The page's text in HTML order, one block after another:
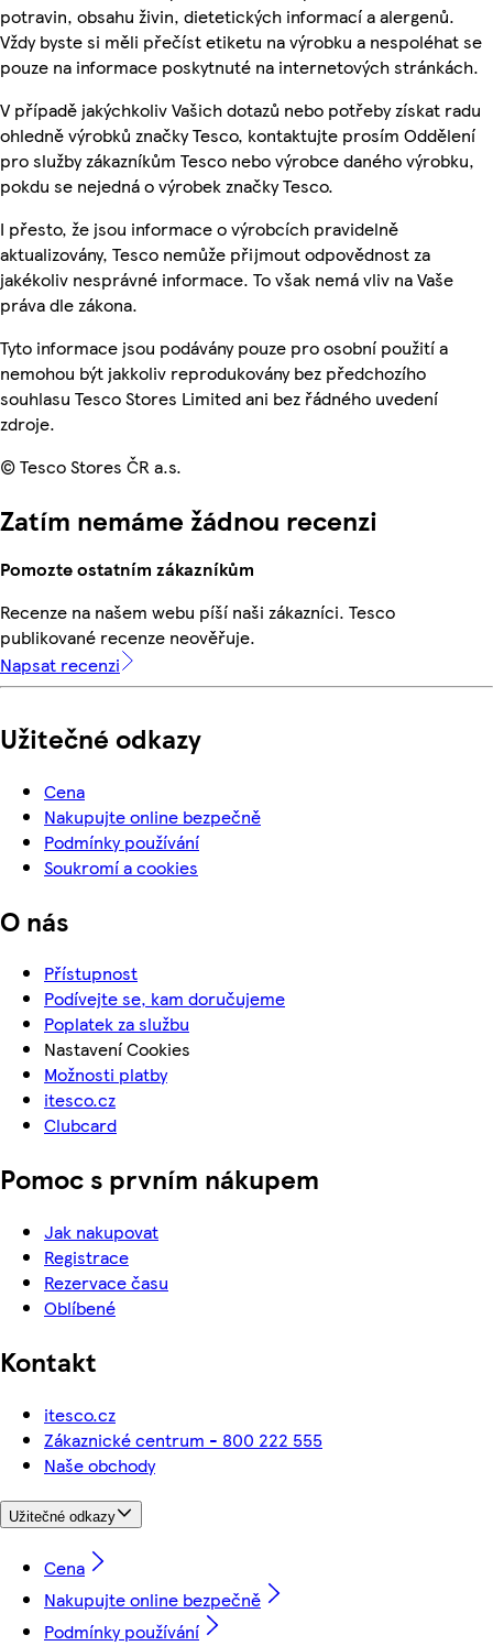
potravin, obsahu živin, dietetických informací a alergenů.
Vždy byste si měli přečíst etiketu na výrobku a nespoléhat se
pouze na informace poskytnuté na internetových stránkách.
V případě jakýchkoliv Vašich dotazů nebo potřeby získat radu
ohledně výrobků značky Tesco, kontaktujte prosím Oddělení
pro služby zákazníkům Tesco nebo výrobce daného výrobku,
pokdu se nejedná o výrobek značky Tesco.
I přesto, že jsou informace o výrobcích pravidelně
aktualizovány, Tesco nemůže přijmout odpovědnost za
jakékoliv nesprávné informace. To však nemá vliv na Vaše
práva dle zákona.
Tyto informace jsou podávány pouze pro osobní použití a
nemohou být jakkoliv reprodukovány bez předchozího
souhlasu Tesco Stores Limited ani bez řádného uvedení
zdroje.
© Tesco Stores ČR a.s.
Zatím nemáme žádnou recenzi
Pomozte ostatním zákazníkům
Recenze na našem webu píší naši zákazníci. Tesco
publikované recenze neověřuje.
Napsat recenzi
Užitečné odkazy
Cena
Nakupujte online bezpečně
Podmínky používání
Soukromí a cookies
O nás
Přístupnost
Podívejte se, kam doručujeme
Poplatek za službu
Nastavení Cookies
Možnosti platby
itesco.cz
Clubcard
Pomoc s prvním nákupem
Jak nakupovat
Registrace
Rezervace času
Oblíbené
Kontakt
itesco.cz
Zákaznické centrum - 800 222 555
Naše obchody
Užitečné odkazy
Cena
Nakupujte online bezpečně
Podmínky používání